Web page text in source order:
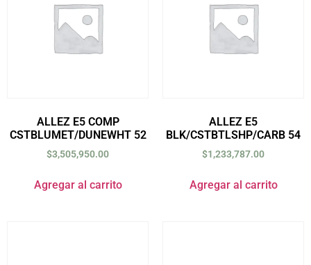
ALLEZ E5 COMP
CSTBLUMET/DUNEWHT 52
$3,505,950.00
Agregar al carrito
ALLEZ E5
BLK/CSTBTLSHP/CARB 54
$1,233,787.00
Agregar al carrito